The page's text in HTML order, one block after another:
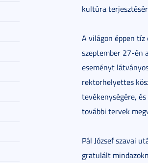
kultúra
A világon éppen
szeptember 27-én
eseményt
rektorhelyettes
tevékenységére,
további tervek
Pál József szavai
gratulált